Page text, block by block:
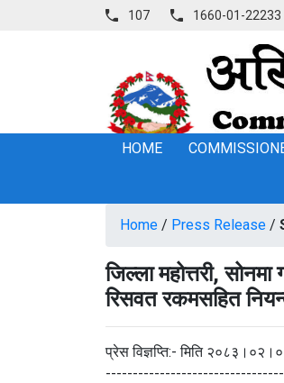
107 1660-01-22233
HOME
Home / Press Release /
जिल्ला महोत्तरी,
रिसवत रकमसहित
प्रेस विज्ञप्ति:- मिति